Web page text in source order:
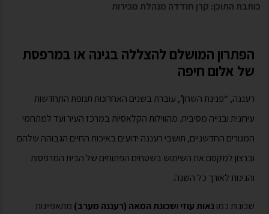
כותבת התוכן: קרן חודדה מנהלת מכירות
הפתרון המושלם להצללה בגינה או במרפסת
של אלום חיפה
רעננה, “פנינת השרון”, עוברת בשנים האחרונות תנופת התחדשות
עירונית ובנייה מסיבית. מהווילות הקלאסיות במרכז העיר ועד למתחמי
המגורים החדשניים, תושבי רעננה ידועים באיכות החיים הגבוהה שלהם
וברצון למקסם את השימוש בשטחים הפתוחים של הבית המרפסות
והגינות לאורך כל השנה.
שכונות כמו נאות עוזי ושכונת המאה (רעננה מערב) מתאפיינות